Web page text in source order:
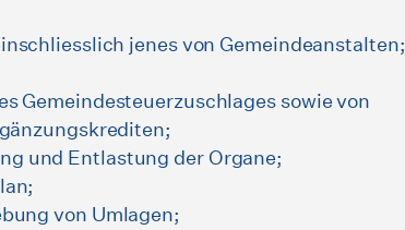
jenes von Gemeindeanstalten;
Gemeindesteuerzuschlages sowie von
und Entlastung der Organe;
von Umlagen;